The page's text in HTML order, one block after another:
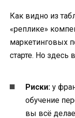
Как видно из
«реплике»
маркетинговых
старте. Но здесь
Риски: у
обучение
вы всё